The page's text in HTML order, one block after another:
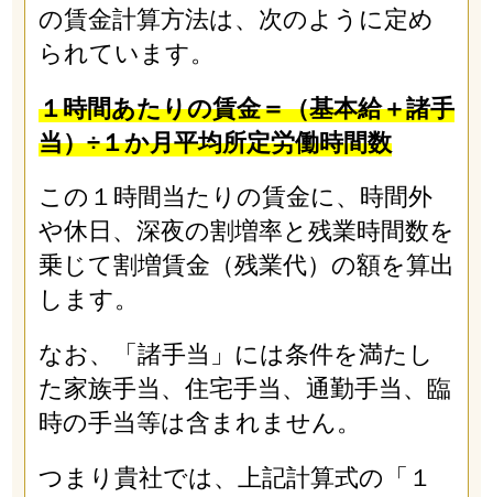
の賃金計算方法は、次のように定め
られています。
１時間あたりの賃金＝（基本給＋諸手
当）÷１か月平均所定労働時間数
この１時間当たりの賃金に、時間外
や休日、深夜の割増率と残業時間数を
乗じて割増賃金（残業代）の額を算出
します。
なお、「諸手当」には条件を満たし
た家族手当、住宅手当、通勤手当、臨
時の手当等は含まれません。
つまり貴社では、上記計算式の「１